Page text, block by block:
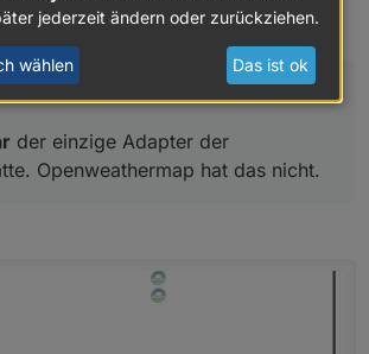
war der einzige Adapter der sunduration
hat das nicht.
am29. Apr. 2026, 18:28
von Homoran
der einzige Adapter der
Openweathermap hat das nicht.
jederzeit ändern oder zurückziehen.
wählen Das ist ok